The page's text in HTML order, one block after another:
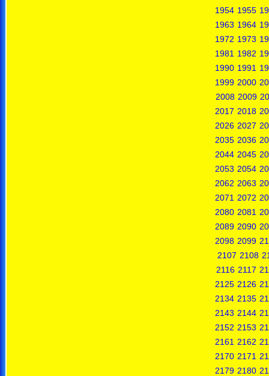
1954 1955
1963 1964
1972 1973
1981 1982
1990 1991
1999 2000
2008 2009
2017 2018
2026 2027
2035 2036
2044 2045
2053 2054
2062 2063
2071 2072
2080 2081
2089 2090
2098 2099
2107 2108
2116 2117
2125 2126
2134 2135
2143 2144
2152 2153
2161 2162
2170 2171
2179 2180